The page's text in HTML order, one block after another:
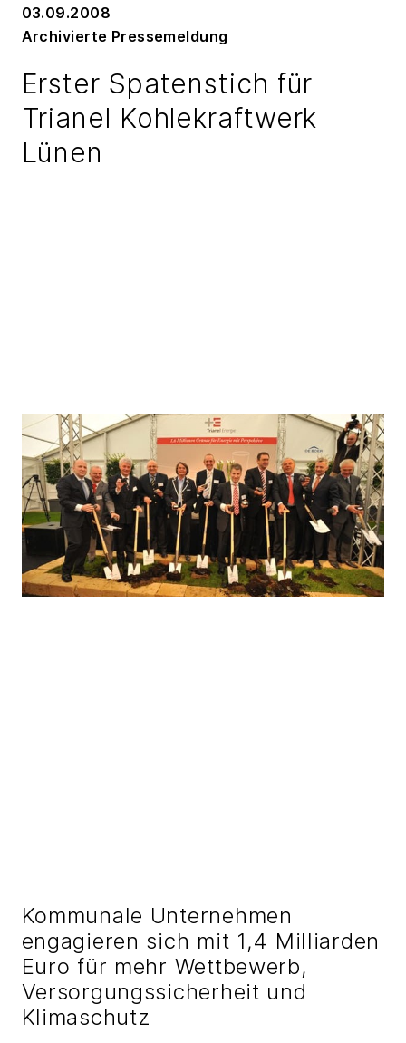
03.09.2008
Archivierte Pressemeldung
Erster Spatenstich für
Trianel Kohlekraftwerk
Lünen
Kommunale Unternehmen
engagieren sich mit 1,4 Milliarden
Euro für mehr Wettbewerb,
Versorgungssicherheit und
Klimaschutz